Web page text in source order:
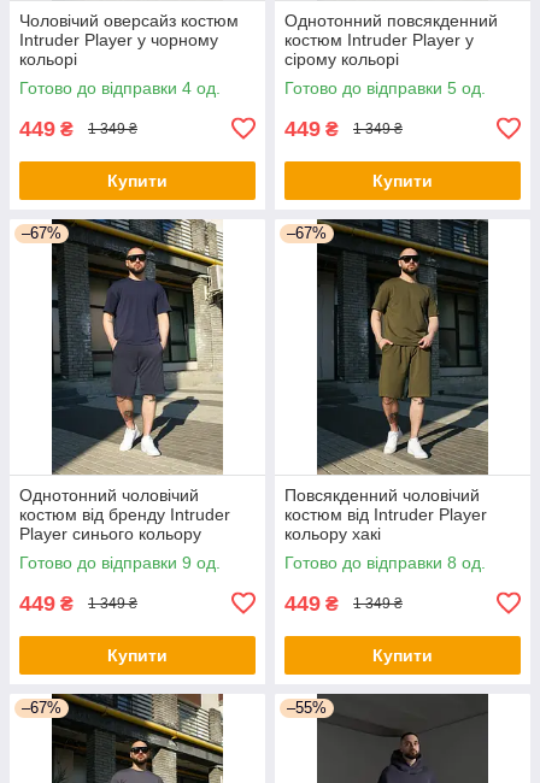
Чоловічий оверсайз костюм
Intruder Player у чорному
кольорі
Готово до відправки 4 од.
449 ₴ 1 349 ₴
Купити
Однотонний повсякденний
костюм Intruder Player у
сірому кольорі
Готово до відправки 5 од.
449 ₴ 1 349 ₴
Купити
–67%
Однотонний чоловічий
костюм від бренду Intruder
Player синього кольору
Готово до відправки 9 од.
449 ₴ 1 349 ₴
Купити
–67%
Повсякденний чоловічий
костюм від Intruder Player
кольору хакі
Готово до відправки 8 од.
449 ₴ 1 349 ₴
Купити
–67% –55%